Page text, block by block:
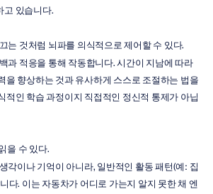
고 있습니다.
는 것처럼 뇌파를 의식적으로 제어할 수 있다.
과 적응을 통해 작동합니다. 시간이 지남에 따라
을 향상하는 것과 유사하게 스스로 조절하는 법을
적인 학습 과정이지 직접적인 정신적 통제가 아닙
을 수 있다.
각이나 기억이 아니라, 일반적인 활동 패턴(예: 집
다. 이는 자동차가 어디로 가는지 알지 못한 채 엔